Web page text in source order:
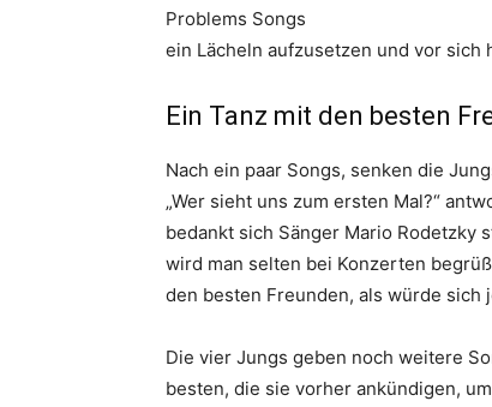
Problems Songs
ein Lächeln aufzusetzen und vor sich
Ein Tanz mit den besten
Nach ein paar Songs, senken die
„Wer sieht uns zum ersten Mal?“
bedankt sich Sänger Mario Rodetzky
wird man selten bei Konzerten
den besten Freunden, als würde sich
Die vier Jungs geben noch weitere
besten, die sie vorher ankündigen,